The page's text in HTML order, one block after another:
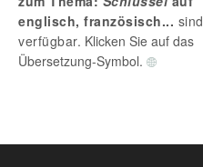
englisch, französisch... sind
verfügbar. Klicken Sie auf das
Übersetzung-Symbol.